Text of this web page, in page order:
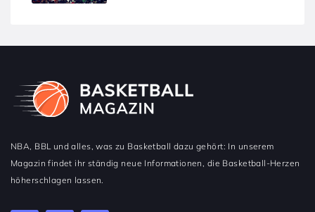
NBA, BBL und alles, was zu Basketball dazu gehört: In unserem
Magazin findet ihr ständig neue Informationen, die Basketball-Herzen
höherschlagen lassen.